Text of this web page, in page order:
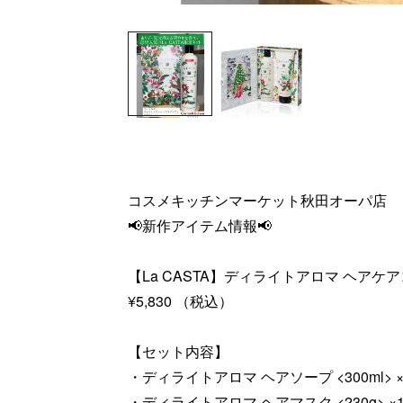
コスメキッチンマーケット秋田オーパ店
📢新作アイテム情報📢
【La CASTA】ディライトアロマ ヘアケ
¥5,830 （税込）
【セット内容】
・ディライトアロマ ヘアソープ <300ml>